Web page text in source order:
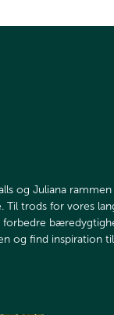
og Juliana
Til trods for vores
forbedre
og find inspiration